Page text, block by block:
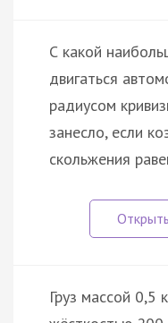
С какой
двигаться
радиусом
занесло, если
скольжения
Груз массой 0,5